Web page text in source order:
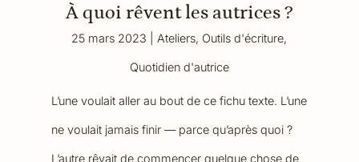
À quoi rêvent les autrices ?
25 mars 2023 Ateliers, Outils d'écriture,
Quotidien d'autrice
L’une voulait aller au bout de ce fichu texte. L’une
ne voulait jamais finir — parce qu’après quoi ?
L’autre rêvait de commencer quelque chose de